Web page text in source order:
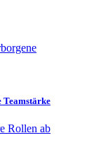
Teamstärke